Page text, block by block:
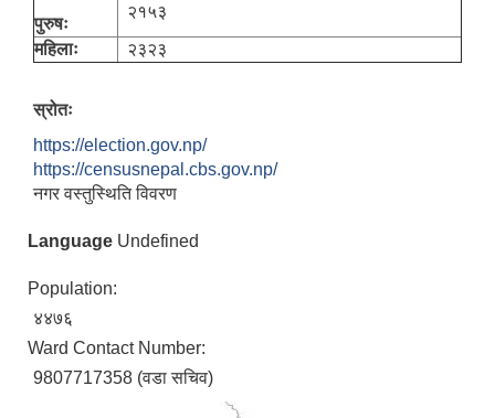
पुरुषः
२१५३
महिलाः
२३२३
स्रोतः
https://election.gov.np/
https://censusnepal.cbs.gov.np/
नगर वस्तुस्थिति विवरण
Language Undefined
Population:
४४७६
Ward Contact Number:
9807717358 (वडा सचिव)